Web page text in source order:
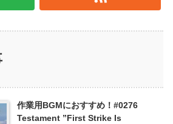
作業用BGMにおすすめ！#0276
Testament ”First Strike Is